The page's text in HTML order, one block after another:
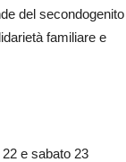
del secondogenito
familiare e
e sabato 23